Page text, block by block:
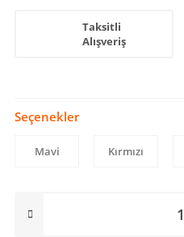
Taksitli
Alışveriş
Seçenekler
Mavi Kırmızı